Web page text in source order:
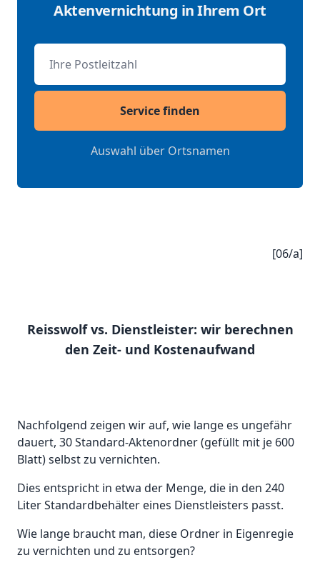
Aktenvernichtung in Ihrem Ort
Postleitzahl
Service finden
Auswahl über Ortsnamen
[06/a]
Reisswolf vs. Dienstleister: wir berechnen
den Zeit- und Kostenaufwand
Nachfolgend zeigen wir auf, wie lange es ungefähr
dauert, 30 Standard-Aktenordner (gefüllt mit je 600
Blatt) selbst zu vernichten.
Dies entspricht in etwa der Menge, die in den 240
Liter Standardbehälter eines Dienstleisters passt.
Wie lange braucht man, diese Ordner in Eigenregie
zu vernichten und zu entsorgen?